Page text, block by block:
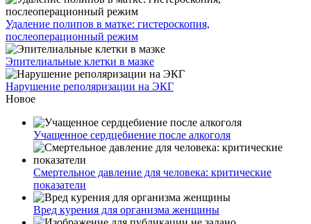
Удаление полипов в матке: гистероскопия,
послеоперационный режим
Эпителиальные клетки в мазке
Нарушение реполяризации на ЭКГ
Новое
Учащенное сердцебиение после алкоголя
Смертельное давление для человека: критические
показатели
Вред курения для организма женщины